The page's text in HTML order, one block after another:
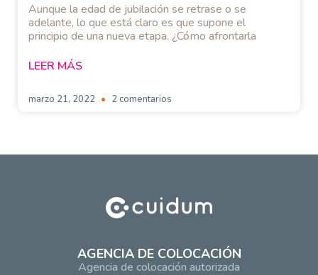
Aunque la edad de jubilación se retrase o se
adelante, lo que está claro es que supone el
principio de una nueva etapa. ¿Cómo afrontarla
LEER MÁS
marzo 21, 2022 2 comentarios
AGENCIA DE COLOCACIÓN
Agencia de colocación autorizada